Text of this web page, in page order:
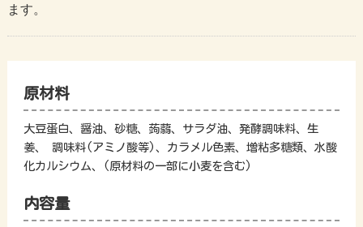
ます。
原材料
大豆蛋白、醤油、砂糖、蒟蒻、サラダ油、発酵調味料、生
姜、 調味料(アミノ酸等)、カラメル色素、増粘多糖類、水酸
化カルシウム、(原材料の一部に小麦を含む)
内容量